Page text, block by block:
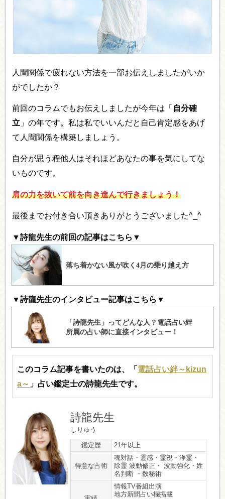
人間関係で疲れない方法を一部お伝えしましたがいか
がでしたか？
前回のコラムでもお伝えしましたが今年は「 自分確
立 」の年です。私は私でいいんだと自己肯定感をあげ
て人間関係を構築しましょう。
自分が思う程他人はそれほどあなたの事を気にしてな
いものです。
肩の力を抜いて前を向き進んで行きましょう！
最後までお付き合い頂きありがとうございました^_^
▼詩龍先生の前回の記事はこちら▼
▼詩龍先生のインタビュー記事はこちら▼
このコラム記事を書いたのは、「 電話占い絆～kizun
a～ 」占い鑑定士の詩龍先生です。
詩龍先生
しりゅう
鑑定歴 21年以上
得意な占術
魂対話・霊感・霊視・浄霊・
除霊 波動修正・ 波動強化・姓
名判断 ・数秘術
情報TV番組出演
地方新聞占い欄掲載